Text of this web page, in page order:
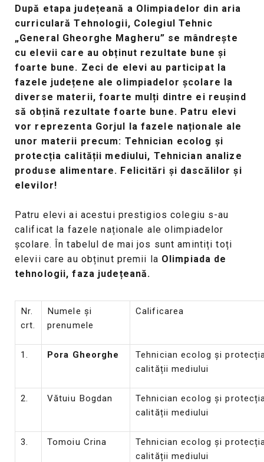
După etapa județeană a Olimpiadelor din aria
curriculară Tehnologii, Colegiul Tehnic
„General Gheorghe Magheru” se mândrește
cu elevii care au obținut rezultate bune și
foarte bune. Zeci de elevi au participat la
fazele județene ale olimpiadelor școlare la
diverse materii, foarte mulți dintre ei reușind
să obțină rezultate foarte bune. Patru elevi
vor reprezenta Gorjul la fazele naționale ale
unor materii precum: Tehnician ecolog și
protecția calității mediului, Tehnician analize
produse alimentare. Felicitări și dascălilor și
elevilor!
Patru elevi ai acestui prestigios colegiu s-au
calificat la fazele naționale ale olimpiadelor
școlare. În tabelul de mai jos sunt amintiți toți
elevii care au obținut premii la Olimpiada de
tehnologii, faza județeană.
Nr.
crt.
Numele și
prenumele
Calificarea
1. Pora Gheorghe
Tehnician ecolog și
calității mediului
2. Vătuiu Bogdan
Tehnician ecolog și
calității mediului
3. Tomoiu Crina
Tehnician ecolog și
calității mediului